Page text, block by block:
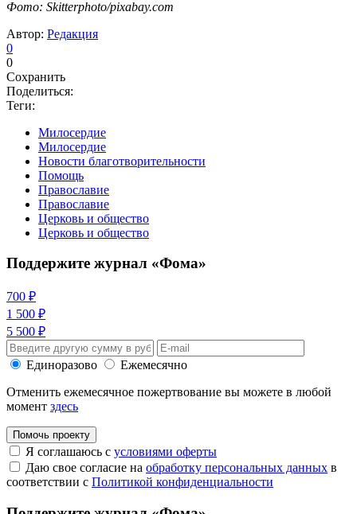
Фото: Skitterphoto/pixabay.com
Автор: Редакция
0
0
Сохранить
Поделиться:
Теги:
Милосердие
Милосердие
Новости благотворительности
Помощь
Православие
Православие
Церковь и общество
Церковь и общество
Поддержите журнал «Фома»
700 ₽
1 500 ₽
5 500 ₽
Единоразово
Ежемесячно
Отменить ежемесячное пожертвование вы можете в любой
момент здесь
Помочь проекту
Я соглашаюсь с условиями оферты
Даю свое согласие на обработку персональных данных в
соответствии с Политикой конфиденциальности